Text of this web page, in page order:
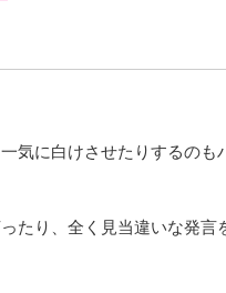
気に白けさせたりするのも
たり、全く見当違いな発言